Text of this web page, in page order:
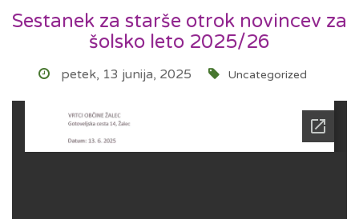
Sestanek za starše otrok novincev za
šolsko leto 2025/26
petek, 13 junija, 2025 Uncategorized